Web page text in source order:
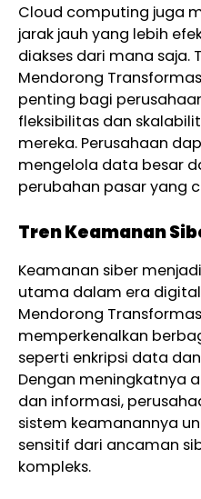
Cloud computing juga
jarak jauh yang lebih
diakses dari mana saja.
Mendorong
penting bagi
fleksibilitas dan
mereka. Perusahaan
mengelola data besar
perubahan pasar yang
Tren Keamanan
Keamanan siber
utama dalam era
Mendorong
memperkenalkan
seperti enkripsi data
Dengan meningkatnya
dan informasi,
sistem keamanannya
sensitif dari ancaman
kompleks.